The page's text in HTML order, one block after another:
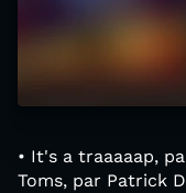
• It's a traaaaap,
Toms, par Patrick